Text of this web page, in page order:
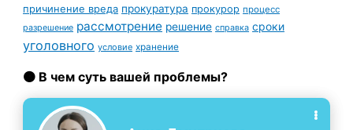
причинение вреда прокуратура прокурор процесс
разрешение рассмотрение решение справка сроки
уголовного условие хранение
🟠 В чем суть вашей проблемы?